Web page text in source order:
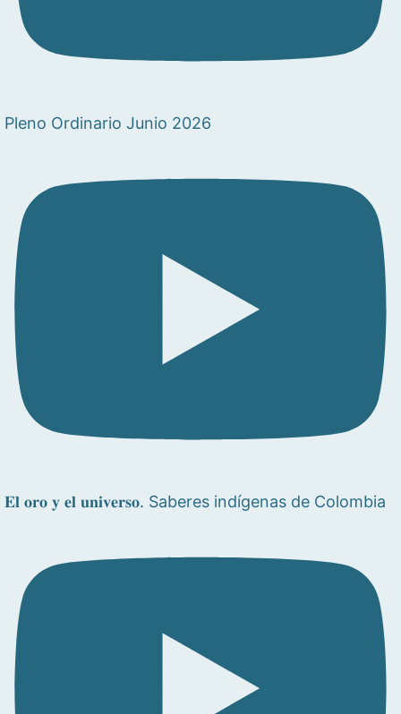
Pleno Ordinario Junio 2026
𝐄𝐥 𝐨𝐫𝐨 𝐲 𝐞𝐥 𝐮𝐧𝐢𝐯𝐞𝐫𝐬𝐨. Saberes indígenas de Colombia